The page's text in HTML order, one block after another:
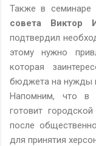
Также в семинаре
совета Виктор
подтвердил
этому нужно
которая
бюджета на нужды
Напомним, что в
готовит
после
для принятия